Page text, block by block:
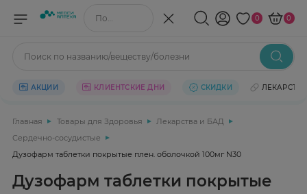
Поиск по названию/веществу 0 0
Поиск по названию/веществу/болезни
АКЦИИ КЛИЕНТСКИЕ ДНИ СКИДКИ ЛЕКАРСТВА
Главная Товары для Здоровья
Лекарства и БАД
Сердечно-сосудистые
Дузофарм таблетки покрытые плен. оболочкой 100мг N30
Дузофарм таблетки покрытые